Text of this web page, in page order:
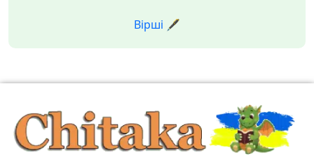
Вірші 🖋️